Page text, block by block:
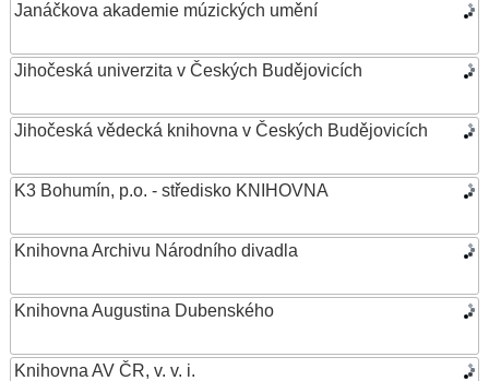
Janáčkova akademie múzických umění
Jihočeská univerzita v Českých Budějovicích
Jihočeská vědecká knihovna v Českých Budějovicích
K3 Bohumín, p.o. - středisko KNIHOVNA
Knihovna Archivu Národního divadla
Knihovna Augustina Dubenského
Knihovna AV ČR, v. v. i.